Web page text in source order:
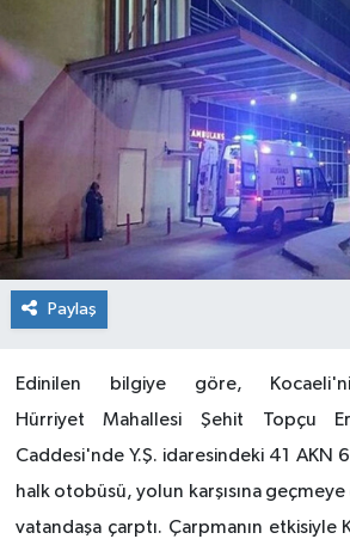
Paylaş
Edinilen bilgiye göre,
Hürriyet Mahallesi Şehit Topçu
Caddesi'nde Y.Ş. idaresindeki 41 AKN
halk otobüsü, yolun karşısına geçmeye
vatandaşa çarptı. Çarpmanın etkisiyle